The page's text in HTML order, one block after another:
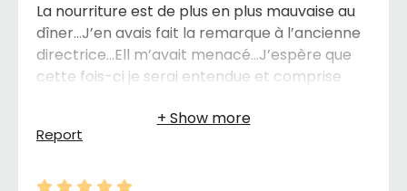
La nourriture est de plus en plus mauvaise au
dîner…J’en avais fait la remarque à l’ancienne
directrice…Ell m’avait menacé…J’espère que
cette fois-ci je serai entendue et comprise
Report